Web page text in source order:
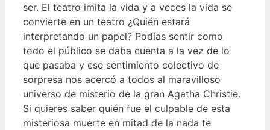
ser. El teatro imita la vida y a veces la vida se
convierte en un teatro ¿Quién estará
interpretando un papel? Podías sentir como
todo el público se daba cuenta a la vez de lo
que pasaba y ese sentimiento colectivo de
sorpresa nos acercó a todos al maravilloso
universo de misterio de la gran Agatha Christie.
Si quieres saber quién fue el culpable de esta
misteriosa muerte en mitad de la nada te